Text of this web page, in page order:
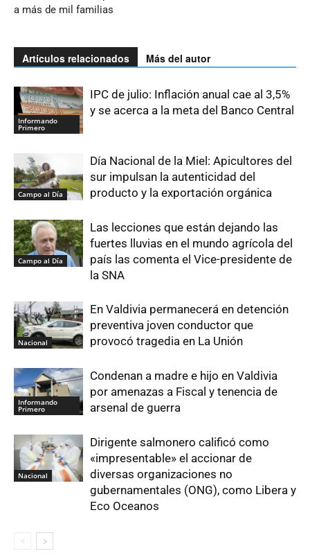
a más de mil familias
Artículos relacionados Más del autor
Informando
Primero
IPC de julio: Inflación anual cae al 3,5%
y se acerca a la meta del Banco Central
Campo al Día
Día Nacional de la Miel: Apicultores del
sur impulsan la autenticidad del
producto y la exportación orgánica
Campo al Día
Las lecciones que están dejando las
fuertes lluvias en el mundo agrícola del
país las comenta el Vice-presidente de
la SNA
Nacional
En Valdivia permanecerá en detención
preventiva joven conductor que
provocó tragedia en La Unión
Informando
Primero
Condenan a madre e hijo en Valdivia
por amenazas a Fiscal y tenencia de
arsenal de guerra
Nacional
Dirigente salmonero calificó como
«impresentable» el accionar de
diversas organizaciones no
gubernamentales (ONG), como Libera y
Eco Oceanos